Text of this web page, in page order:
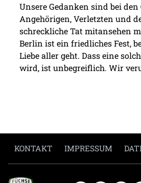
Unsere Gedanken sind bei den
Angehörigen, Verletzten und
schreckliche Tat mitansehen
Berlin ist ein friedliches Fest,
Liebe aller geht. Dass eine
wird, ist unbegreiflich. Wir
KONTAKT IMPRESSUM